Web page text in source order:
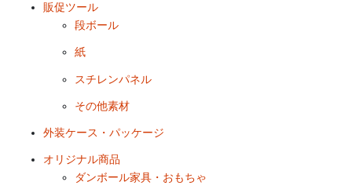
販促ツール
段ボール
紙
スチレンパネル
その他素材
外装ケース・パッケージ
オリジナル商品
ダンボール家具・おもちゃ